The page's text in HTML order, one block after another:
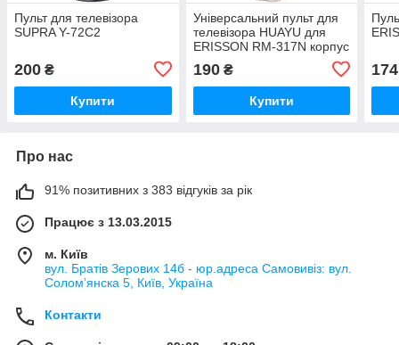
Пульт для телевізора
SUPRA Y-72C2
200 ₴
Купити
Універсальний пульт для
телевізора HUAYU для
ERISSON RM-317N корпус
190₴
Купити
174
Про нас
91% позитивних з 383 відгуків за рік
Працює з 13.03.2015
м. Київ
вул. Братів Зерових 14б - юр.адреса Самовивіз: вул.
Соломʼянска 5, Київ, Україна
Контакти